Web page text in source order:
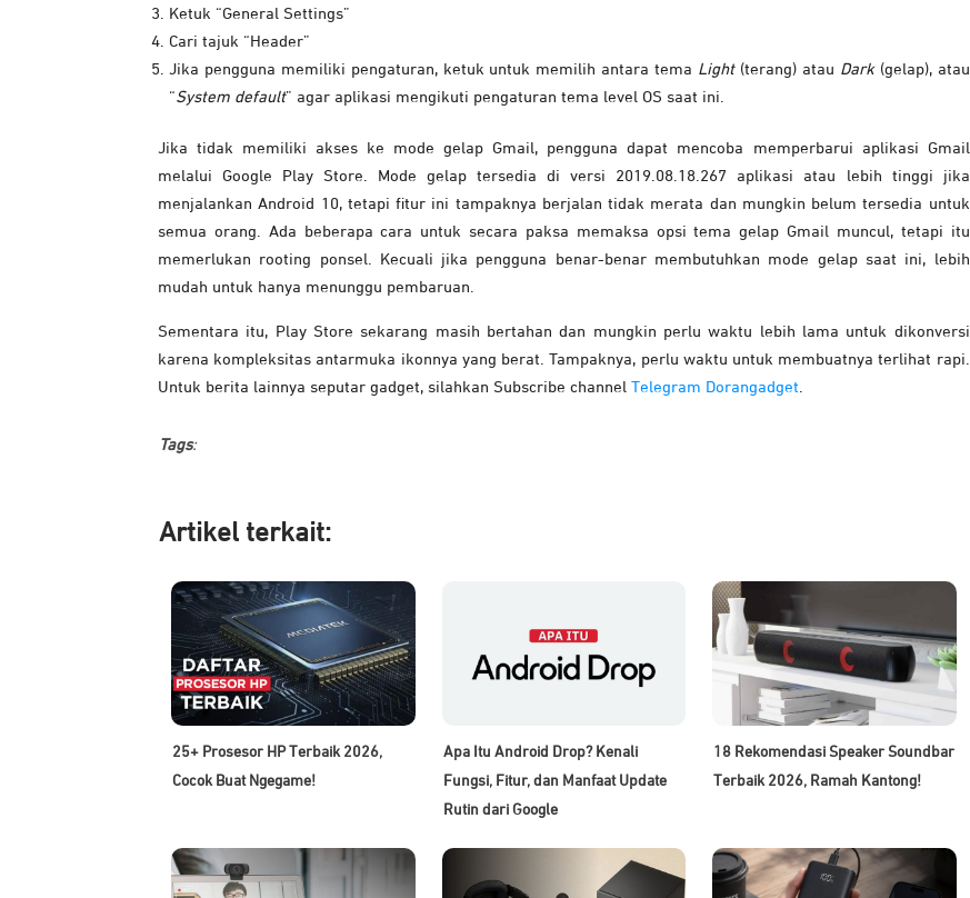
Ketuk “General Settings”
Cari tajuk “Header”
Jika pengguna memiliki pengaturan, ketuk untuk memilih antara tema Light (terang) atau Dark (gelap), atau
“System default” agar aplikasi mengikuti pengaturan tema level OS saat ini.
Jika tidak memiliki akses ke mode gelap Gmail, pengguna dapat mencoba memperbarui aplikasi Gmail
melalui Google Play Store. Mode gelap tersedia di versi 2019.08.18.267 aplikasi atau lebih tinggi jika
menjalankan Android 10, tetapi fitur ini tampaknya berjalan tidak merata dan mungkin belum tersedia untuk
semua orang. Ada beberapa cara untuk secara paksa memaksa opsi tema gelap Gmail muncul, tetapi itu
memerlukan rooting ponsel. Kecuali jika pengguna benar-benar membutuhkan mode gelap saat ini, lebih
mudah untuk hanya menunggu pembaruan.
Sementara itu, Play Store sekarang masih bertahan dan mungkin perlu waktu lebih lama untuk dikonversi
karena kompleksitas antarmuka ikonnya yang berat. Tampaknya, perlu waktu untuk membuatnya terlihat rapi.
Untuk berita lainnya seputar gadget, silahkan Subscribe channel Telegram Dorangadget
Tags:
Artikel terkait:
25+ Prosesor HP Terbaik 2026,
Cocok Buat Ngegame!
Apa Itu Android Drop? Kenali
Fungsi, Fitur, dan Manfaat Update
Rutin dari Google
18 Rekomendasi Speaker Soundbar
Terbaik 2026, Ramah Kantong!